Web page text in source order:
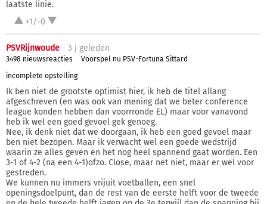
laatste linie.
+1/-0
PSVRijnwoude 3 j geleden
3498 nieuwsreacties
Voorspel nu PSV-Fortuna Sittard
incomplete opstelling
Ik ben niet de grootste optimist hier, ik heb de titel allang
afgeschreven (en was ook van mening dat we beter conference
league konden hebben dan voorrronde EL) maar voor vanavond
heb ik wel een goed gevoel gek genoeg.
Nee, ik denk niet dat we doorgaan, ik heb een goed gevoel maar
ben niet bezopen. Maar ik verwacht wel een goede wedstrijd
waarin ze alles geven en het nog heel spannend gaat worden. Een
3-1 of 4-2 (na een 4-1)ofzo. Close, maar net niet, maar er wel voor
gestreden.
We kunnen nu immers vrijuit voetballen, een snel
openingsdoelpunt, dan de rest van de eerste helft voor de tweede